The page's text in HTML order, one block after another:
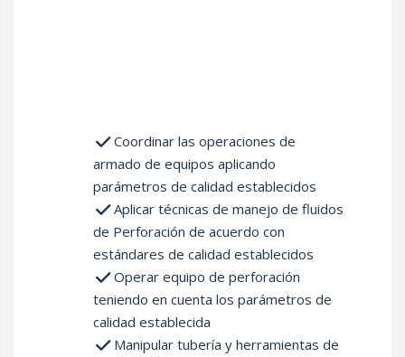
Coordinar las operaciones de
armado de equipos aplicando
parámetros de calidad establecidos
Aplicar técnicas de manejo de fluidos
de Perforación de acuerdo con
estándares de calidad establecidos
Operar equipo de perforación
teniendo en cuenta los parámetros de
calidad establecida
Manipular tubería y herramientas de